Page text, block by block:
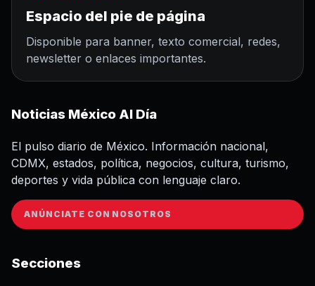
Espacio del pie de página
Disponible para banner, texto comercial, redes,
newsletter o enlaces importantes.
Noticias México Al Día
El pulso diario de México. Información nacional,
CDMX, estados, política, negocios, cultura, turismo,
deportes y vida pública con lenguaje claro.
ANÚNCIATE CON NOSOTROS
Secciones